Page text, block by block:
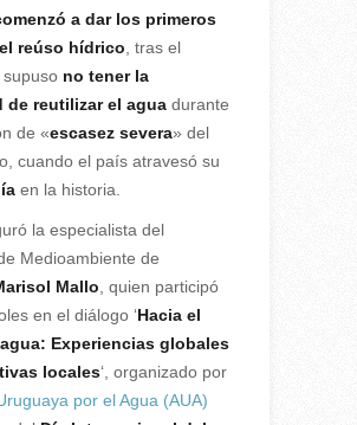
a dar los primeros
reúso hídrico , tras el
no tener la
de reutilizar el aguadurante
de «escasez severa» del
cuando el país atravesó su
en la historia.
la especialista del
Medioambiente de
Mallo , quien participó
en el diálogo ‘Hacia el
Experiencias globales
locales‘, organizado por
por el Agua (AUA)